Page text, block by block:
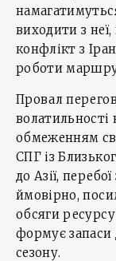
виходити з
конфлікт з
роботи
Провал
обмеженням
СПГ із
до Азії,
ймовірно,
обсяги
формує запаси
сезону.